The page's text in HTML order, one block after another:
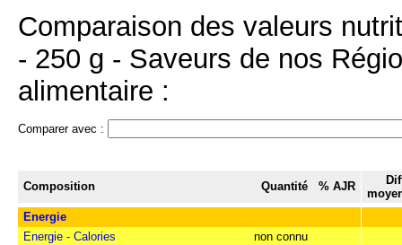
Comparaison des valeurs
- 250 g - Saveurs de nos
alimentaire :
Comparer avec :
Composition Quantité % AJR
Energie
Energie - Calories
non connu